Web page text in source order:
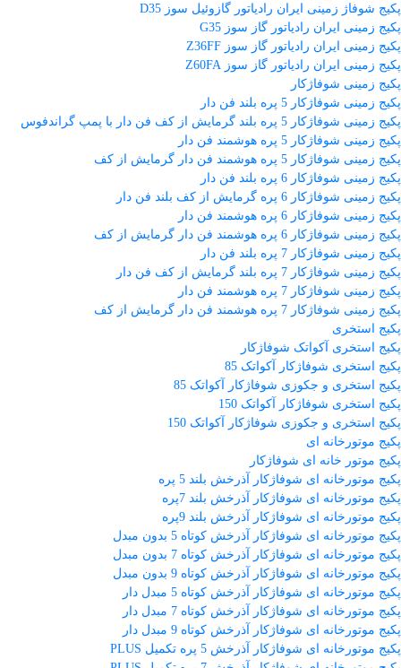
پکیج شوفاژ زمینی ایران رادیاتور گازوئیل سوز D35
پکیج زمینی ایران رادیاتور گاز سوز G35
پکیج زمینی ایران رادیاتور گاز سوز Z36FF
پکیج زمینی ایران رادیاتور گاز سوز Z60FA
پکیج زمینی شوفاژکار
پکیج زمینی شوفاژکار 5 پره بلند فن دار
پکیج زمینی شوفاژکار 5 پره بلند گرمایش از کف فن دار با پمپ گراندفوس
پکیج زمینی شوفاژکار 5 پره هوشمند فن دار
پکیج زمینی شوفاژکار 5 پره هوشمند فن دار گرمایش از کف
پکیج زمینی شوفاژکار 6 پره بلند فن دار
پکیج زمینی شوفاژکار 6 پره گرمایش از کف بلند فن دار
پکیج زمینی شوفاژکار 6 پره هوشمند فن دار
پکیج زمینی شوفاژکار 6 پره هوشمند فن دار گرمایش از کف
پکیج زمینی شوفاژکار 7 پره بلند فن دار
پکیج زمینی شوفاژکار 7 پره بلند گرمایش از کف فن دار
پکیج زمینی شوفاژکار 7 پره هوشمند فن دار
پکیج زمینی شوفاژکار 7 پره هوشمند فن دار گرمایش از کف
پکیج استخری
پکیج استخری آکواتک شوفاژکار
پکیج استخری شوفاژکار آکواتک 85
پکیج استخری و جکوزی شوفاژکار آکواتک 85
پکیج استخری شوفاژکار آکواتک 150
پکیج استخری و جکوزی شوفاژکار آکواتک 150
پکیج موتورخانه ای
پکیج موتور خانه ای شوفاژکار
پکیج موتورخانه ای شوفاژکار آذرخش بلند 5 پره
پکیج موتورخانه ای شوفاژکار آذرخش بلند 7پره
پکیج موتورخانه ای شوفاژکار آذرخش بلند 9پره
پکیج موتورخانه ای شوفاژکار آذرخش کوتاه 5 بدون مبدل
پکیج موتورخانه ای شوفاژکار آذرخش کوتاه 7 بدون مبدل
پکیج موتورخانه ای شوفاژکار آذرخش کوتاه 9 بدون مبدل
پکیج موتورخانه ای شوفاژکار آذرخش کوتاه 5 مبدل دار
پکیج موتورخانه ای شوفاژکار آذرخش کوتاه 7 مبدل دار
پکیج موتورخانه ای شوفاژکار آذرخش کوتاه 9 مبدل دار
پکیج موتورخانه ای شوفاژکار آذرخش 5 پره تکمیل PLUS